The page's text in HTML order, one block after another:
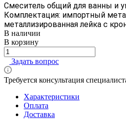
Смеситель общий для ванны и
Комплектация: импортный
металлизированная лейка с
В наличии
В корзину
Задать вопрос
Требуется консультация
Характеристики
Оплата
Доставка